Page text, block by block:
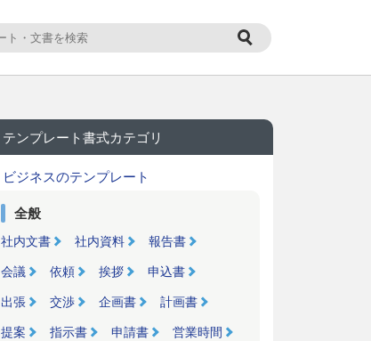
テンプレート書式カテゴリ
ビジネスのテンプレート
全般
社内文書 社内資料 報告書
会議 依頼 挨拶 申込書
出張 交渉 企画書 計画書
提案 指示書 申請書 営業時間